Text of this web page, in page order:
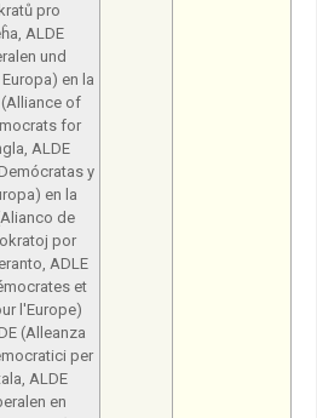
pro
ALDE
und
en la
(Alliance of
for
ALDE
y
en la
de
por
ADLE
et
l'Europe)
(Alleanza
per
ALDE
en